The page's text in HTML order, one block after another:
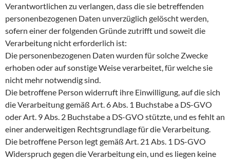
Verantwortlichen zu verlangen, dass die sie betreffenden
personenbezogenen Daten unverzüglich gelöscht werden,
sofern einer der folgenden Gründe zutrifft und soweit die
Verarbeitung nicht erforderlich ist:
Die personenbezogenen Daten wurden für solche Zwecke
erhoben oder auf sonstige Weise verarbeitet, für welche sie
nicht mehr notwendig sind.
Die betroffene Person widerruft ihre Einwilligung, auf die sich
die Verarbeitung gemäß Art. 6 Abs. 1 Buchstabe a DS-GVO
oder Art. 9 Abs. 2 Buchstabe a DS-GVO stützte, und es fehlt an
einer anderweitigen Rechtsgrundlage für die Verarbeitung.
Die betroffene Person legt gemäß Art. 21 Abs. 1 DS-GVO
Widerspruch gegen die Verarbeitung ein, und es liegen keine